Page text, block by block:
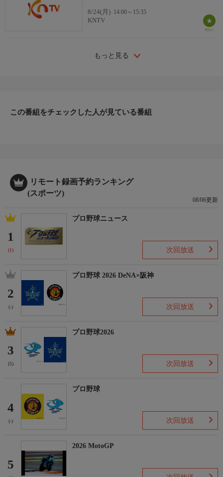
8/24(月) 14:00～15:35
KNTV
もっと見る
この番組をチェックした人が見ている番組
リモート録画予約ランキング
(スポーツ)
08/06更新
1
(1)
プロ野球ニュース
次回放送
2
(-)
プロ野球 2026 DeNA×阪神
次回放送
3
(5)
プロ野球2026
次回放送
4
(-)
プロ野球
次回放送
5
2026 MotoGP